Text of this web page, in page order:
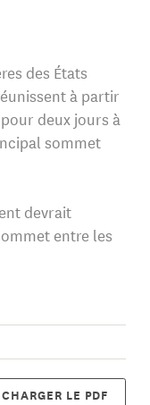
des États
à partir
pour deux jours à
sommet
devrait
entre les
LE PDF